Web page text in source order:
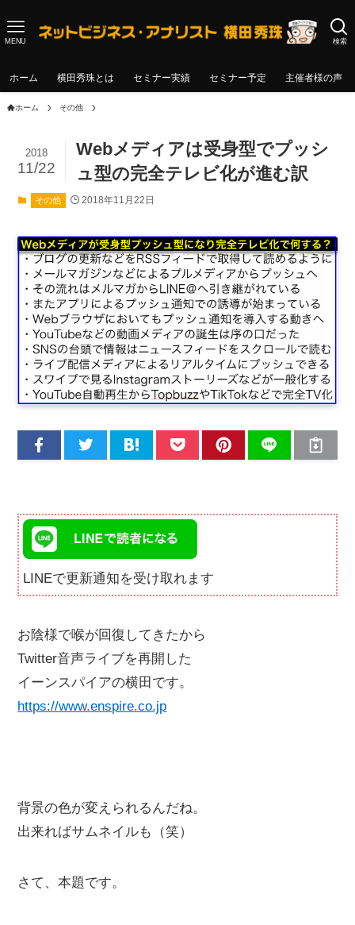
検索
MENU
ホーム 横田秀珠とは セミナー実績 セミナー予定 主催者様の声
ホーム その他
Webメディアは受身型でプッシ
ュ型の完全テレビ化が進む訳
2018
11/22
その他 2018年11月22日
LINEで更新通知を受け取れます
お陰様で喉が回復してきたから
Twitter音声ライブを再開した
イーンスパイアの横田です。
https://www.enspire.co.jp
背景の色が変えられるんだね。
出来ればサムネイルも（笑）
さて、本題です。